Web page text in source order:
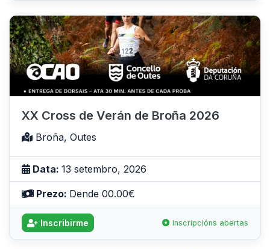
XX Cross de Verán de Broña 2026
Broña, Outes
Data: 13 setembro, 2026
Prezo: Dende 00.00€
Inscribirme Inscripcións abertas